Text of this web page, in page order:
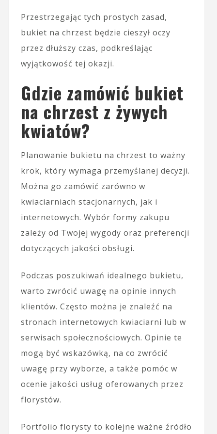
Przestrzegając tych prostych zasad,
bukiet na chrzest będzie cieszył oczy
przez dłuższy czas, podkreślając
wyjątkowość tej okazji.
Gdzie zamówić bukiet
na chrzest z żywych
kwiatów?
Planowanie bukietu na chrzest to ważny
krok, który wymaga przemyślanej decyzji.
Można go zamówić zarówno w
kwiaciarniach stacjonarnych, jak i
internetowych. Wybór formy zakupu
zależy od Twojej wygody oraz preferencji
dotyczących jakości obsługi.
Podczas poszukiwań idealnego bukietu,
warto zwrócić uwagę na opinie innych
klientów. Często można je znaleźć na
stronach internetowych kwiaciarni lub w
serwisach społecznościowych. Opinie te
mogą być wskazówką, na co zwrócić
uwagę przy wyborze, a także pomóc w
ocenie jakości usług oferowanych przez
florystów.
Portfolio florysty to kolejne ważne źródło